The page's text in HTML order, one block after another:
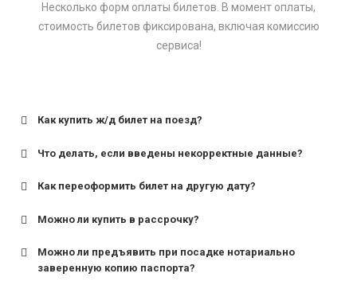
Несколько форм оплаты билетов. В момент оплаты,
стоимость билетов фиксирована, включая комиссию
сервиса!
Как купить ж/д билет на поезд?
Что делать, если введены некорректные данные?
Как переоформить билет на другую дату?
Можно ли купить в рассрочку?
Можно ли предъявить при посадке нотариально
заверенную копию паспорта?